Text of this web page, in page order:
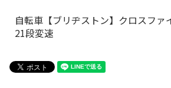
自転車【ブリヂストン】クロスフ
21段変速